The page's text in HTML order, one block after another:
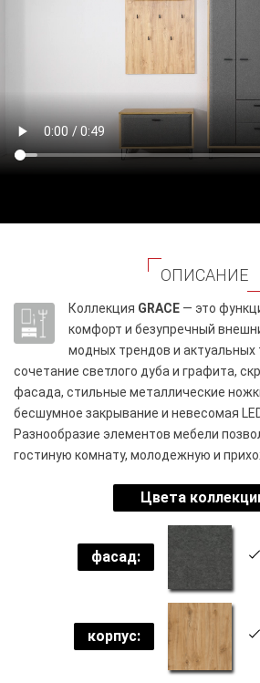
ОПИСАНИЕ
Коллекция GRACE — это
комфорт и безупречный
модных трендов и актуальных
сочетание светлого дуба и графита,
фасада, стильные металлические
бесшумное закрывание и невесомая
Разнообразие элементов мебели
гостиную комнату, молодежную и
Цвета
фасад:
корпус: